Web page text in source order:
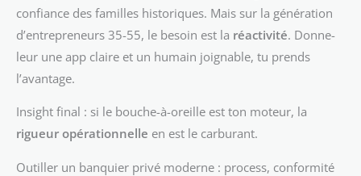
confiance des familles historiques. Mais sur la génération
d’entrepreneurs 35-55, le besoin est la réactivité. Donne-
leur une app claire et un humain joignable, tu prends
l’avantage.
Insight final : si le bouche-à-oreille est ton moteur, la
rigueur opérationnelle en est le carburant.
Outiller un banquier privé moderne : process, conformité